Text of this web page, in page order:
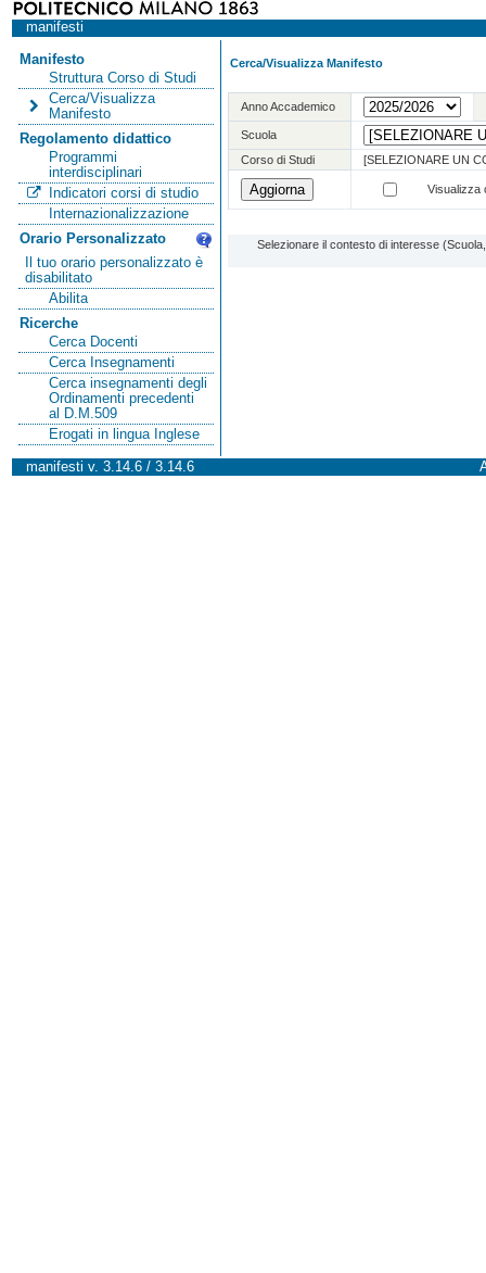
manifesti
Manifesto
Struttura Corso di Studi
Cerca/Visualizza
Manifesto
Regolamento didattico
Programmi
interdisciplinari
Indicatori corsi di studio
Internazionalizzazione
Orario Personalizzato
Il tuo orario personalizzato è
disabilitato
Abilita
Ricerche
Cerca Docenti
Cerca Insegnamenti
Cerca insegnamenti degli
Ordinamenti precedenti
al D.M.509
Erogati in lingua Inglese
Cerca/Visualizza Manifesto
Anno Accademico
Scuola
Corso di Studi
[SELEZIONARE UN
Visualizza
Selezionare il contesto di interesse
manifesti v. 3.14.6 / 3.14.6